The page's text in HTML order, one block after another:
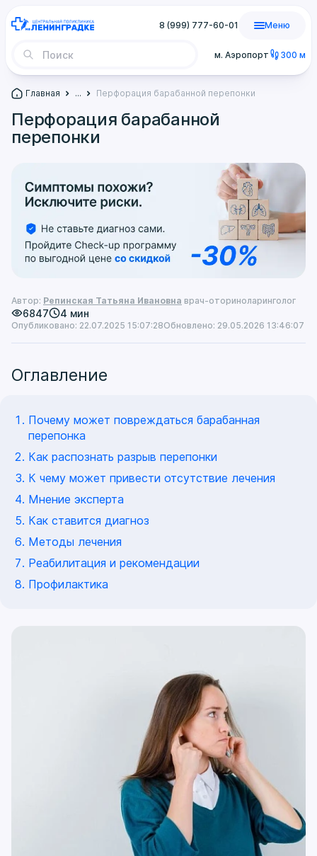
м. Аэропорт 300 м
8 (999) 777-60-01 Меню
Главная ... Перфорация барабанной перепонки
Перфорация барабанной
перепонки
Автор: Репинская Татьяна Ивановна врач-оториноларинголог
6847 4 мин
Опубликовано: 22.07.2025 15:07:28Обновлено: 29.05.2026 13:46:07
Оглавление
Почему может повреждаться барабанная
перепонка
Как распознать разрыв перепонки
К чему может привести отсутствие лечения
Мнение эксперта
Как ставится диагноз
Методы лечения
Реабилитация и рекомендации
Профилактика